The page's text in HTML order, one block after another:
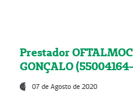
Prestador
GONÇALO
07 de Agosto de 2020